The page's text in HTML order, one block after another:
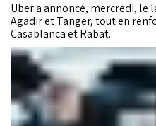
Uber a annoncé, mercredi, le
Agadir et Tanger, tout en
Casablanca et Rabat.